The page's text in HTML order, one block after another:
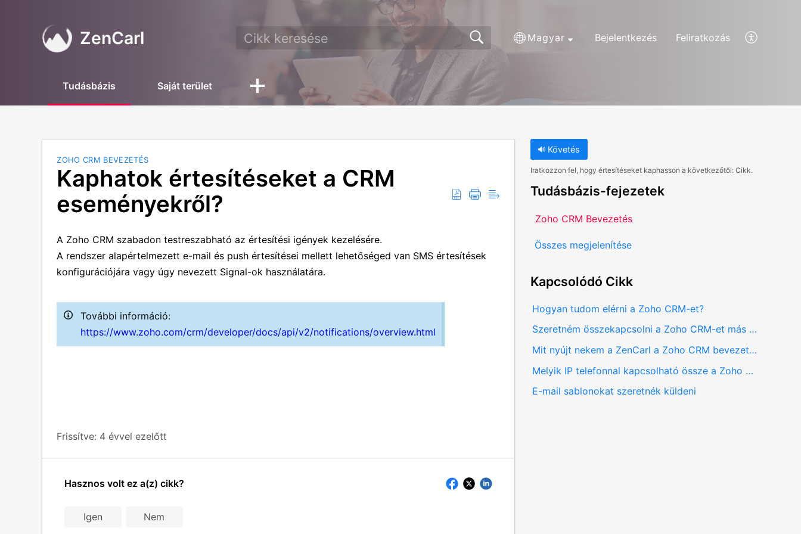
ZenCarl Magyar Bejelentkezés Feliratkozás
Tudásbázis Saját terület
ZOHO CRM BEVEZETÉS
Kaphatok értesítéseket a CRM
eseményekről?
A Zoho CRM szabadon testreszabható az értesítési igények kezelésére.
A rendszer alapértelmezett e-mail és push értesítései mellett lehetőséged van SMS értesítések
konfigurációjára vagy úgy nevezett Signal-ok használatára.
További információ:
https://www.zoho.com/crm/developer/docs/api/v2/notifications/overview.html
Frissítve: 4 évvel ezelőtt
Hasznos volt ez a(z) cikk?
Igen Nem
Követés
Iratkozzon fel, hogy értesítéseket kaphasson a következőtől: Cikk.
Tudásbázis-fejezetek
Zoho CRM Bevezetés
Összes megjelenítése
Kapcsolódó Cikk
Hogyan tudom elérni a Zoho CRM-et?
Szeretném összekapcsolni a Zoho CRM-et más szolgáltatásokkal
Mit nyújt nekem a ZenCarl a Zoho CRM bevezetésben?
Melyik IP telefonnal kapcsolható össze a Zoho CRM?
E-mail sablonokat szeretnék küldeni